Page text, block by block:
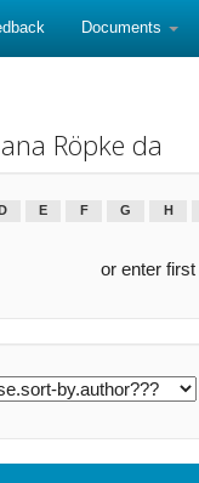
Documents
Röpke da
D E F G H
or enter